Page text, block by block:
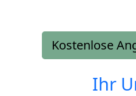
Kostenlose
Ihr